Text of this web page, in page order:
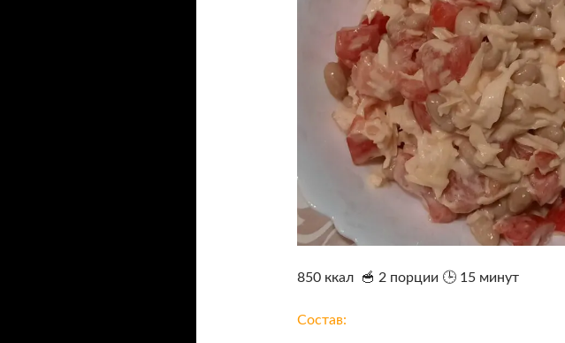
850 ккал 🥣 2 порции 🕒 15 минут
Состав: